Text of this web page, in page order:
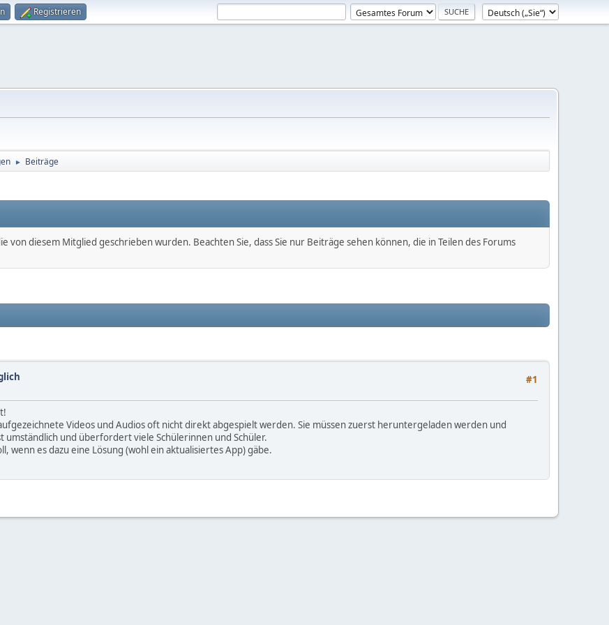
Registrieren
► Beiträge
von diesem Mitglied geschrieben wurden. Beachten Sie, dass Sie nur Beiträge sehen können, die in Teilen des Forums
#1
Videos und Audios oft nicht direkt abgespielt werden. Sie müssen zuerst heruntergeladen werden und
und überfordert viele Schülerinnen und Schüler.
es dazu eine Lösung (wohl ein aktualisiertes App) gäbe.